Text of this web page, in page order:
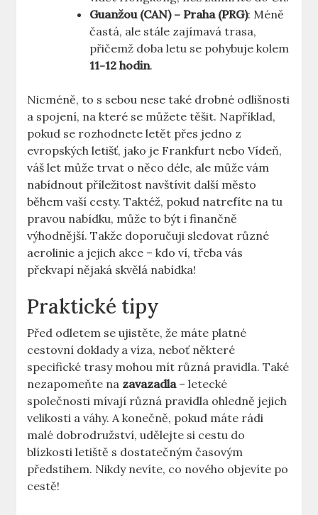
Guanžou (CAN) – Praha ‍(PRG): ‍Méně
častá, ale stále zajímavá trasa,
přičemž doba letu se​ pohybuje kolem
11-12 hodin.
Nicméně, to s sebou⁢ nese také drobné odlišnosti
a spojení, na které se můžete těšit. Například,
pokud se rozhodnete letět přes jedno z
evropských letišť, ⁣jako‍ je Frankfurt nebo Vídeň,
váš let může trvat⁣ o něco déle, ale může vám
nabídnout ⁣příležitost navštívit další město
během vaší cesty. Taktéž, pokud natrefíte ‍na tu
pravou ⁢nabídku, může to být i finančně
výhodnější. Takže doporučuji sledovat různé
‍aerolinie a jejich ‍akce – kdo ví, třeba vás
překvapí ‌nějaká skvělá nabídka!
Praktické tipy
Před odletem se ujistěte, že máte ⁢platné
cestovní doklady a víza, neboť některé
specifické trasy mohou mít různá pravidla. Také‌
nezapomeňte na zavazadla– letecké ​
společnosti mívají různá pravidla ohledně jejich
velikosti a váhy. A konečně, pokud máte rádi
malé dobrodružství, udělejte ‍si cestu do
blízkosti letiště s dostatečným ⁢časovým
předstihem. Nikdy nevíte, co nového objevíte po
cestě!